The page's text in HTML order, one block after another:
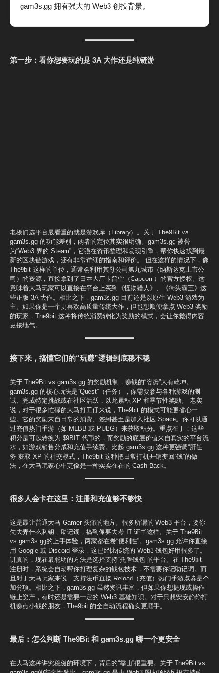
gam3s.gg 拥有强大的 Web3 创投背景。
第一步：看你想要玩的是 3A 大作还是纯链游
老板们选平台最看重的就是游戏库（Library）。关于 The9Bit vs
gam3s.gg 的功能差别，两者的定位其实很明确。gam3s.gg 被誉
为“Web3 界的 Steam”，它强在资讯整理和发现引擎，帮你快速找到最
新的区块链游戏，还有非常详细的指南和评价。 但在这样的情况下，像
The9bit 这样的单位，通常会利用其母公司第九城市（纳斯达克上市公
司）的资源，直接拿到了日本大厂卡普空（Capcom）的官方授权。这
意味着大马玩家可以直接在平台上买到《怪物猎人》、《街头霸王》这
些正版 3A 大作。相比之下，gam3s.gg 目前还是以原生 Web3 游戏为
主。如果你是一个更喜欢高质量传统大作，但也想顺便拿点 Web3 奖励
的玩家，The9bit 这种将传统消费转化为奖励的模式，会让你觉得内容
更接地气。
接下来，搞懂它们的“玩赚”逻辑到底稳不稳
关于 The9Bit vs gam3s.gg 的奖励机制，赚钱的“姿势”大有乾坤。
gam3s.gg 的核心玩法是“Quest”（任务），你需要参与各种游戏的测
试、完成特定挑战或在社区活跃，以此累积 XP 和季节性奖励。 老实
说，对于很多忙碌的大马打工仔来说，The9bit 的模式可能更省心一
些。它的奖励来自日常的消费、签到甚至是加入社区 Space。你可以通
过充值热门手游（如 MLBB 或 PUBG）来获取积分。重点在于：这些
积分是可以转换为 $9BIT 代币的，而奖励的底层价值来自真实的平台流
水，如游戏销售分成和充值手续费。比起 gam3s.gg 这种更强调“肝任
务”获取 XP 的社交模式，The9bit 这种把日常打机开销变回“钱”的做
法，在大马玩家心中更像是一种实实在在的 Cash Back。
很多人会卡在这里：注册和充值够不够快
这是最让普通大马 Gamer 头痛的地方。很多所谓的 Web3 平台，要你
先去弄什么私钥、助记词，搞到像要去考 IT 证书这样。关于 The9Bit
vs gam3s.gg的上手体验，两家都在卷“便利性”。gam3s.gg 允许你直接
用 Google 或 Discord 登录，这已经比传统的 Web3 钱包好用很多了。
讲真的，现在最聪明的方法是选择支持“托管钱包”的平台。在 The9bit
注册时，系统会自动帮你打理复杂的钱包技术，不需要你记助记词。而
且对于大马玩家来说，支持法币直接 Reload（充值）热门手游点券是个
加分项。相比之下，gam3s.gg 虽然资讯丰富，但如果你想提现或操作
链上资产，有时还是需要一定的 Web3 基础知识。对于只想安安静静打
机赚点小钱的朋友，The9bit 的全自动流程确实更顺手。
最后：怎么判断 The9Bit 和 gam3s.gg 哪一个更安全
在大马这种讲究稳健的环境下，背后的“靠山”很重要。关于 The9Bit vs